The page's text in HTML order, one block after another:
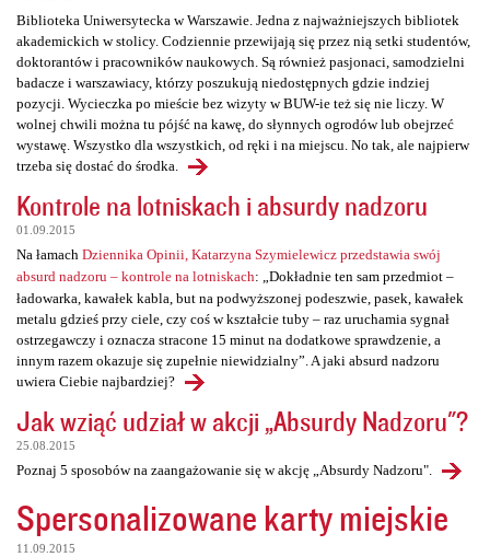
Biblioteka Uniwersytecka w Warszawie. Jedna z najważniejszych bibliotek
akademickich w stolicy. Codziennie przewijają się przez nią setki studentów,
doktorantów i pracowników naukowych. Są również pasjonaci, samodzielni
badacze i warszawiacy, którzy poszukują niedostępnych gdzie indziej
pozycji. Wycieczka po mieście bez wizyty w BUW-ie też się nie liczy. W
wolnej chwili można tu pójść na kawę, do słynnych ogrodów lub obejrzeć
wystawę. Wszystko dla wszystkich, od ręki i na miejscu. No tak, ale najpierw
trzeba się dostać do środka.
Kontrole na lotniskach i absurdy nadzoru
01.09.2015
Na łamach Dziennika Opinii, Katarzyna Szymielewicz przedstawia swój
absurd nadzoru – kontrole na lotniskach: „Dokładnie ten sam przedmiot –
ładowarka, kawałek kabla, but na podwyższonej podeszwie, pasek, kawałek
metalu gdzieś przy ciele, czy coś w kształcie tuby – raz uruchamia sygnał
ostrzegawczy i oznacza stracone 15 minut na dodatkowe sprawdzenie, a
innym razem okazuje się zupełnie niewidzialny”. A jaki absurd nadzoru
uwiera Ciebie najbardziej?
Jak wziąć udział w akcji „Absurdy Nadzoru"?
25.08.2015
Poznaj 5 sposobów na zaangażowanie się w akcję „Absurdy Nadzoru".
Spersonalizowane karty miejskie
11.09.2015